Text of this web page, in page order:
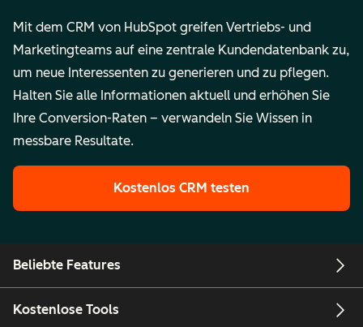
Mit dem CRM von HubSpot greifen Vertriebs- und
Marketingteams auf eine zentrale Kundendatenbank zu,
um neue Interessenten zu generieren und zu pflegen.
Halten Sie alle Informationen aktuell und erhöhen Sie
Ihre Conversion-Raten – verwandeln Sie Wissen in
messbare Resultate.
Kostenlos CRM testen
Beliebte Features
Kostenlose Tools